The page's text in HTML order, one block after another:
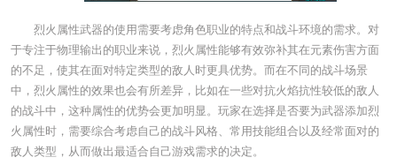
烈火属性武器的使用需要考虑角色职业的特点和战斗环境的需求。对
于专注于物理输出的职业来说，烈火属性能够有效弥补其在元素伤害方面
的不足，使其在面对特定类型的敌人时更具优势。而在不同的战斗场景
中，烈火属性的效果也会有所差异，比如在一些对抗火焰抗性较低的敌人
的战斗中，这种属性的优势会更加明显。玩家在选择是否要为武器添加烈
火属性时，需要综合考虑自己的战斗风格、常用技能组合以及经常面对的
敌人类型，从而做出最适合自己游戏需求的决定。